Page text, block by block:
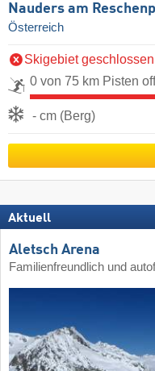
Nauders am
Österreich
Skigebiet geschlossen
0 von 75 km Pisten
- cm (Berg)
Aktuell
Aletsch Arena
Familienfreundlich und